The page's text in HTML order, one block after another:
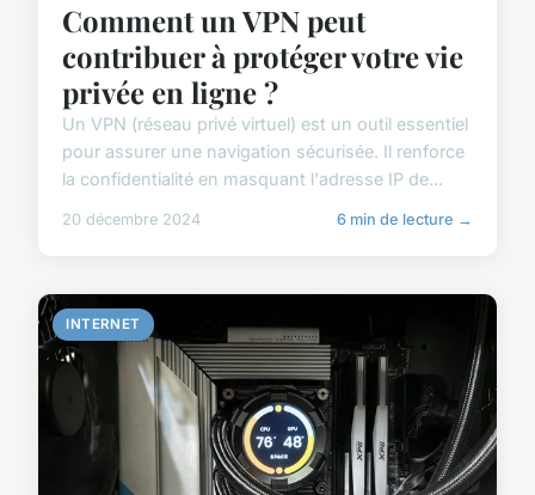
Comment un VPN peut
contribuer à protéger votre vie
privée en ligne ?
Un VPN (réseau privé virtuel) est un outil essentiel
pour assurer une navigation sécurisée. Il renforce
la confidentialité en masquant l'adresse IP de...
20 décembre 2024 6 min de lecture →
INTERNET